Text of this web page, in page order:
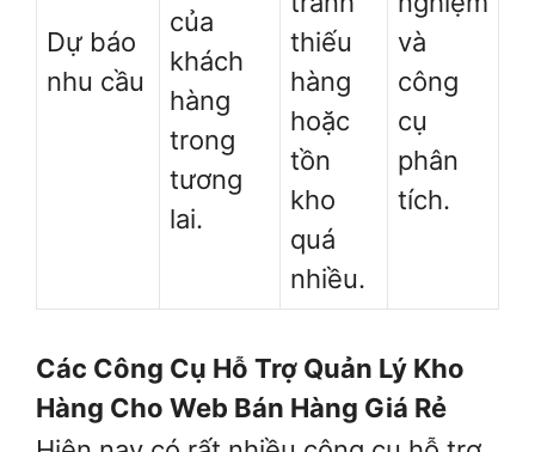
Dự báo
nhu cầu
của
khách
hàng
trong
tương
lai.
thiếu
hàng
hoặc
tồn
kho
quá
nhiều.
và
công
cụ
phân
tích.
Các Công Cụ Hỗ Trợ Quản Lý Kho
Hàng Cho Web Bán Hàng Giá Rẻ